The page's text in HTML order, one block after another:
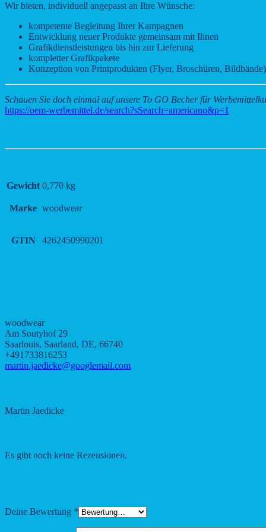
Wir bieten, individuell angepasst an Ihre Wünsche:
kompetente Begleitung Ihrer Kampagnen
Entwicklung neuer Produkte gemeinsam mit Ihnen
Grafikdienstleistungen bis hin zur Lieferung
kompletter Grafikpakete
Konzeption von Printprodukten (Flyer, Broschüren, Bildbände)
Schauen Sie doch einmal auf unsere To GO Becher für
https://oem-werbemittel.de/search?sSearch=americano&p=1
Gewicht 0,770 kg
Marke woodwear
GTIN 4262450990201
woodwear
Am Soutyhof 29
Saarlouis, Saarland, DE, 66740
+491733816253
martin.jaedicke@googlemail.com
Martin Jaedicke
Es gibt noch keine Rezensionen.
Deine Bewertung *